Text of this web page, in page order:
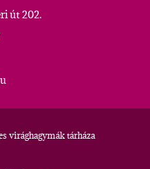
út 202.
virághagymák tárháza